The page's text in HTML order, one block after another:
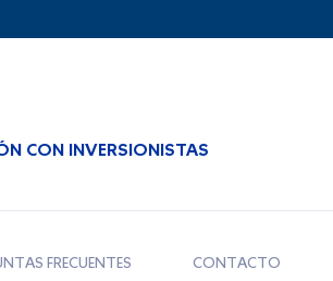
CON INVERSIONISTAS
FRECUENTES CONTACTO